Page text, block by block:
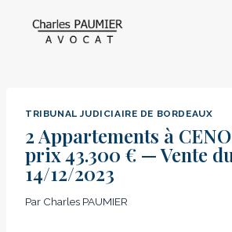
TRIBUNAL JUDICIAIRE DE BORDEAUX
2 Appartements à
prix 43.300 € — Vente
14/12/2023
Par Charles PAUMIER